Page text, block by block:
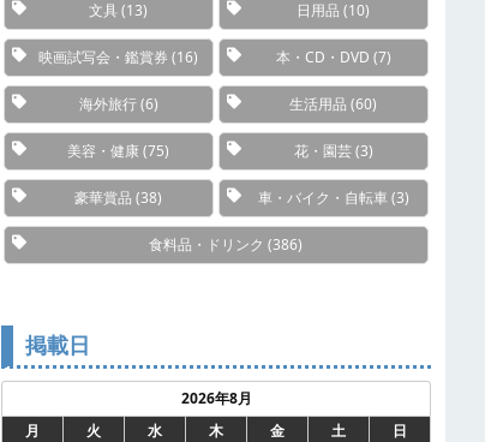
文具 (13) 日用品 (10)
映画試写会・鑑賞券 (16) 本・CD・DVD (7)
海外旅行(6) 生活用品 (60)
美容・健康(75) 花・園芸(3)
豪華賞品 (38) 車・バイク・自転車(3)
食料品・ドリンク (386)
掲載日
2026年8月
月
火 水 木 金 土
日